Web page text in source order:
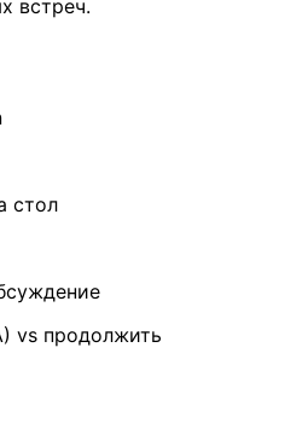
встреч.
стол
vs продолжить